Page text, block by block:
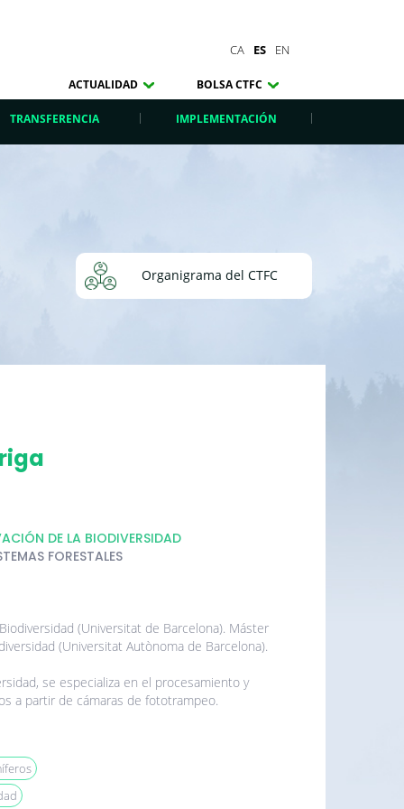
CA ES EN
ACTUALIDAD BOLSA CTFC
TRANSFERENCIA IMPLEMENTACIÓN
Organigrama del CTFC
DE LA BIODIVERSIDAD
FORESTALES
(Universitat de Barcelona). Máster
(Universitat Autònoma de Barcelona).
se especializa en el procesamiento y
a partir de cámaras de fototrampeo.